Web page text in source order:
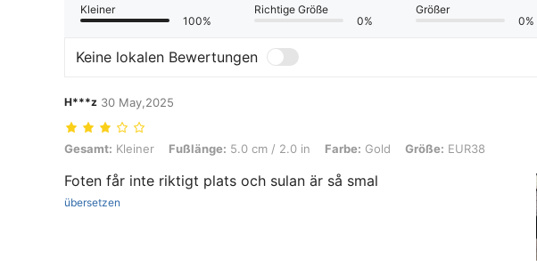
Kleiner
100%
Richtige Größe
0%
Größer
0%
Keine lokalen Bewertungen
H***z 30 May,2025
Gesamt: Kleiner, Fußlänge: 5.0 cm / 2.0 in, Farbe: Gold, Größe: EUR38
Gesamt: Kleiner Fußlänge: 5.0 cm / 2.0 in Farbe: Gold Größe: EUR38
Foten får inte riktigt plats och sulan är så smal
übersetzen